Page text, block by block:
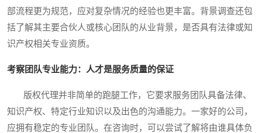
部流程更为规范，应对复杂情况的经验也更丰富。背景调查还包
括了解其主要合伙人或核心团队的从业背景，是否具有法律或知
识产权相关专业资质。
考察团队专业能力：人才是服务质量的保证
版权代理并非简单的跑腿工作，它要求服务团队具备法律、
知识产权、特定行业知识以及出色的沟通能力。一家好的公司，
应拥有稳定的专业团队。在咨询时，可以尝试了解将由谁具体负